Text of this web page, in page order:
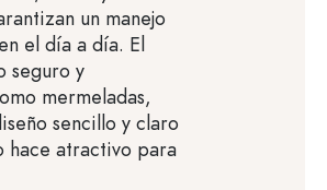
un manejo
el día a día. El
seguro y
mermeladas,
sencillo y claro
atractivo para